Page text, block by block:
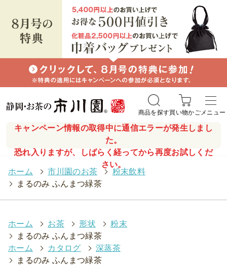
キャンペーン情報の取得中に通信エラーが発生しまし
た。
恐れ入りますが、しばらく経ってから再度お試しくだ
さい。
商品を探す買い物かごメニュー
ホーム > 市川園のお茶 > 粉末飲料
>
まるのみ ふんまつ緑茶
ホーム > お茶 > 形状 > 粉末
>
まるのみ ふんまつ緑茶
ホーム
> カタログ > 深蒸茶
>
まるのみ ふんまつ緑茶